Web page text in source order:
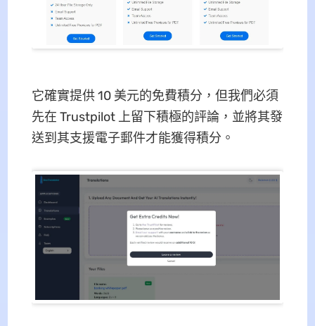
它確實提供 10 美元的免費積分，但我們必須
先在 Trustpilot 上留下積極的評論，並將其發
送到其支援電子郵件才能獲得積分。